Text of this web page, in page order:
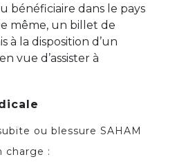
bénéficiaire dans le pays
même, un billet de
à la disposition d’un
vue d’assister à
ou blessure SAHAM
charge :